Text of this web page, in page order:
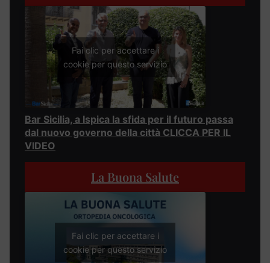
Fai clic per accettare i
cookie per questo servizio
Bar Sicilia, a Ispica la sfida per il futuro passa
dal nuovo governo della città CLICCA PER IL
VIDEO
La Buona Salute
Fai clic per accettare i
cookie per questo servizio